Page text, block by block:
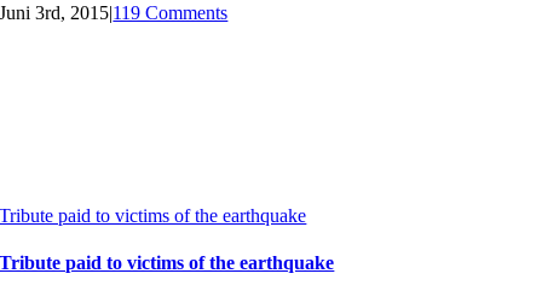
Juni 3rd, 2015|119 Comments
Tribute paid to victims of the earthquake
Tribute paid to victims of the earthquake